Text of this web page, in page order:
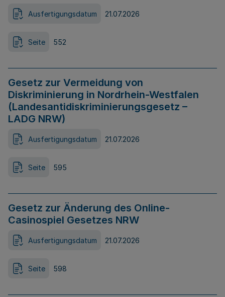
Ausfertigungsdatum 21.07.2026
Seite 552
Gesetz zur Vermeidung von
Diskriminierung in Nordrhein-Westfalen
(Landesantidiskriminierungsgesetz –
LADG NRW)
Ausfertigungsdatum 21.07.2026
Seite 595
Gesetz zur Änderung des Online-
Casinospiel Gesetzes NRW
Ausfertigungsdatum 21.07.2026
Seite 598